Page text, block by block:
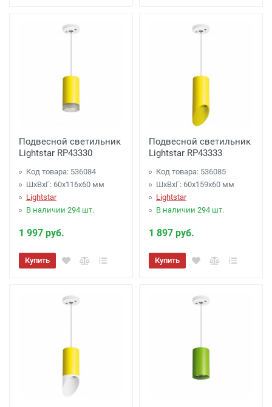
Подвесной светильник
Lightstar RP43330
Код товара: 536084
ШхВхГ: 60x116x60 мм
Lightstar
В наличии 294 шт.
1 997 руб.
Купить
Подвесной светильник
Lightstar RP43333
Код товара: 536085
ШхВхГ: 60x159x60 мм
Lightstar
В наличии 294 шт.
1 897 руб.
Купить